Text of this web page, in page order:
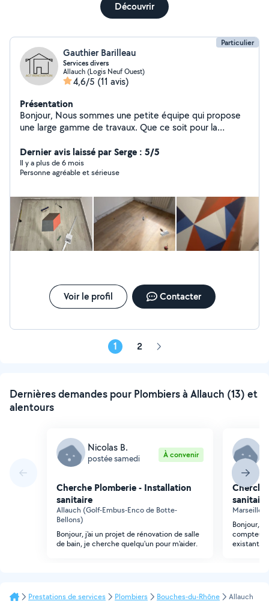
Découvrir
Particulier
Gauthier Barilleau
Services divers
Allauch (Logis Neuf Ouest)
4,6/5 (11 avis)
Présentation
Bonjour, Nous sommes une petite équipe qui propose
une large gamme de travaux. Que ce soit pour la
placo, ou encore des travaux de peinture, nous mettons
notre savoir-faire à votre service. Nous prenons
également soin de vos espaces extérieurs avec des
le débroussaillage, l'élagage, et même la création de
nouveaux espaces verts. Quel que soit votre besoin en
travaux ou réparations diverses, nous sommes équipés
d'un large éventail d'outils pour réaliser vos projets.
N'hésitez pas à nous contacter pour obtenir un devis
Dernier avis laissé par Serge : 5/5
Il y a plus de 6 mois
Personne agréable et sérieuse
Voir le profil Contacter
1 2 Page
Dernières demandes pour Plombiers à Allauch (13) et
alentours
Nicolas B.
postée samedi À convenir
Cherche Plomberie - Installation
sanitaire
Allauch (Golf-Embus-Enco de Botte-
Bellons)
Bonjour, j'ai un projet de rénovation de salle
de bain, je cherche quelqu'un pour m'aider.
sanitaire
Marseille
Bonjour,
compteur
existante
Prestations de services Plombiers Bouches-du-Rhône Allauch